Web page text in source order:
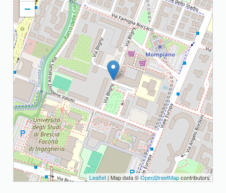
−
Leaflet | Map data ©OpenStreetMapcontributors